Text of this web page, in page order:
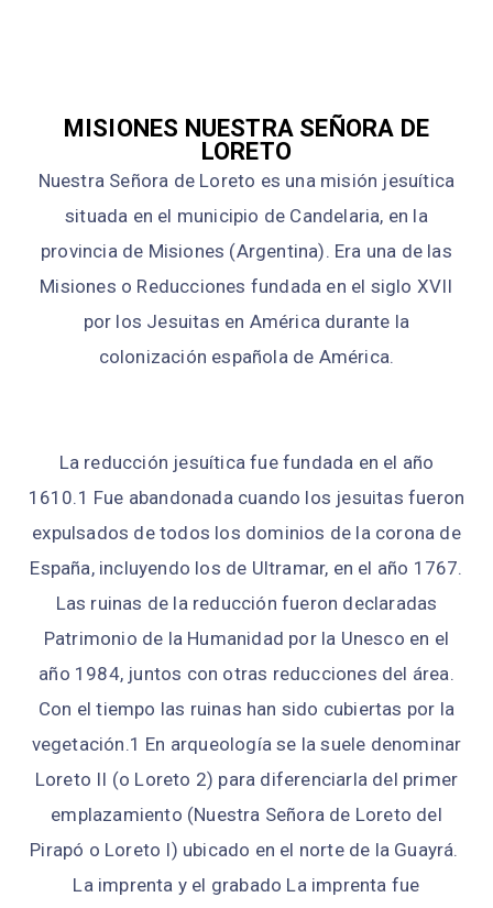
MISIONES NUESTRA SEÑORA DE
LORETO
Nuestra Señora de Loreto es una misión jesuítica
situada en el municipio de Candelaria, en la
provincia de Misiones (Argentina). Era una de las
Misiones o Reducciones fundada en el siglo XVII
por los Jesuitas en América durante la
colonización española de América.
La reducción jesuítica fue fundada en el año
1610.1​ Fue abandonada cuando los jesuitas fueron
expulsados de todos los dominios de la corona de
España, incluyendo los de Ultramar, en el año 1767.
Las ruinas de la reducción fueron declaradas
Patrimonio de la Humanidad por la Unesco en el
año 1984, juntos con otras reducciones del área.
Con el tiempo las ruinas han sido cubiertas por la
vegetación.1​ En arqueología se la suele denominar
Loreto II (o Loreto 2) para diferenciarla del primer
emplazamiento (Nuestra Señora de Loreto del
Pirapó o Loreto I) ubicado en el norte de la Guayrá.
La imprenta y el grabado La imprenta fue